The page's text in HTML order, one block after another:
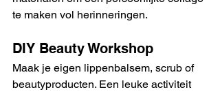
te maken vol herinneringen.
DIY Beauty Workshop
Maak je eigen lippenbalsem, scrub of
beautyproducten. Een leuke activiteit